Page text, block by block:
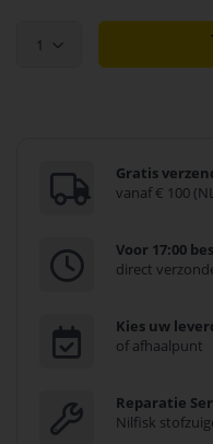
1
Gratis
vanaf € 100
Voor 17:00
direct
Kies uw
of afhaalpunt
Reparatie
Nilfisk